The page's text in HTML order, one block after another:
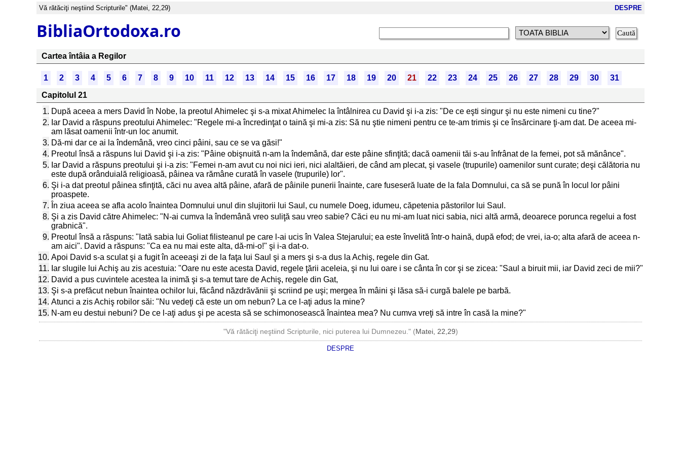
Vă rătăciţi neştiind Scripturile" (Matei, 22,29) DESPRE
BibliaOrtodoxa.ro
Cartea întâia a Regilor
1 2 3 4 5 6 7 8 9 10 11 12 13 14 15 16 17 18 19 20 21 22 23 24 25 26 27 28 29 30
31
Capitolul 21
1. După aceea a mers David în Nobe, la preotul Ahimelec şi s-a mixat Ahimelec la întâlnirea cu David şi i-a zis: "De ce eşti singur şi nu este nimeni cu tine?"
2. Iar David a răspuns preotului Ahimelec: "Regele mi-a încredinţat o taină şi mi-a zis: Să nu ştie nimeni pentru ce te-am trimis şi ce însărcinare ţi-am dat. De aceea mi-
am lăsat oamenii într-un loc anumit.
3. Dă-mi dar ce ai la îndemână, vreo cinci pâini, sau ce se va găsi!"
4. Preotul însă a răspuns lui David şi i-a zis: "Pâine obişnuită n-am la îndemână, dar este pâine sfinţită; dacă oamenii tăi s-au înfrânat de la femei, pot să mănânce".
5. Iar David a răspuns preotului şi i-a zis: "Femei n-am avut cu noi nici ieri, nici alaltăieri, de când am plecat, şi vasele (trupurile) oamenilor sunt curate; deşi călătoria nu
este după orânduială religioasă, pâinea va rămâne curată în vasele (trupurile) lor".
6. Şi i-a dat preotul pâinea sfinţită, căci nu avea altă pâine, afară de pâinile punerii înainte, care fuseseră luate de la fala Domnului, ca să se pună în locul lor pâini
proaspete.
7. În ziua aceea se afla acolo înaintea Domnului unul din slujitorii lui Saul, cu numele Doeg, idumeu, căpetenia păstorilor lui Saul.
8. Şi a zis David către Ahimelec: "N-ai cumva la îndemână vreo suliţă sau vreo sabie? Căci eu nu mi-am luat nici sabia, nici altă armă, deoarece porunca regelui a fost
grabnică".
9. Preotul însă a răspuns: "Iată sabia lui Goliat filisteanul pe care l-ai ucis în Valea Stejarului; ea este învelită într-o haină, după efod; de vrei, ia-o; alta afară de aceea n-
am aici". David a răspuns: "Ca ea nu mai este alta, dă-mi-o!" şi i-a dat-o.
10. Apoi David s-a sculat şi a fugit în aceeaşi zi de la faţa lui Saul şi a mers şi s-a dus la Achiş, regele din Gat.
11. Iar slugile lui Achiş au zis acestuia: "Oare nu este acesta David, regele ţării aceleia, şi nu lui oare i se cânta în cor şi se zicea: "Saul a biruit mii, iar David zeci de mii?"
12. David a pus cuvintele acestea la inimă şi s-a temut tare de Achiş, regele din Gat,
13. Şi s-a prefăcut nebun înaintea ochilor lui, făcând năzdrăvănii şi scriind pe uşi; mergea în mâini şi lăsa să-i curgă balele pe barbă.
14. Atunci a zis Achiş robilor săi: "Nu vedeţi că este un om nebun? La ce l-aţi adus la mine?
15. N-am eu destui nebuni? De ce l-aţi adus şi pe acesta să se schimonosească înaintea mea? Nu cumva vreţi să intre în casă la mine?"
"Vă rătăciţi neştiind Scripturile, nici puterea lui Dumnezeu." (Matei, 22,29)
DESPRE